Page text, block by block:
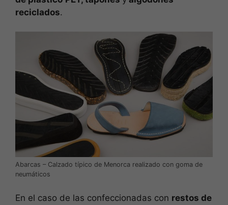
reciclados.
Abarcas – Calzado típico de Menorca realizado con goma de
neumáticos
En el caso de las confeccionadas con restos de